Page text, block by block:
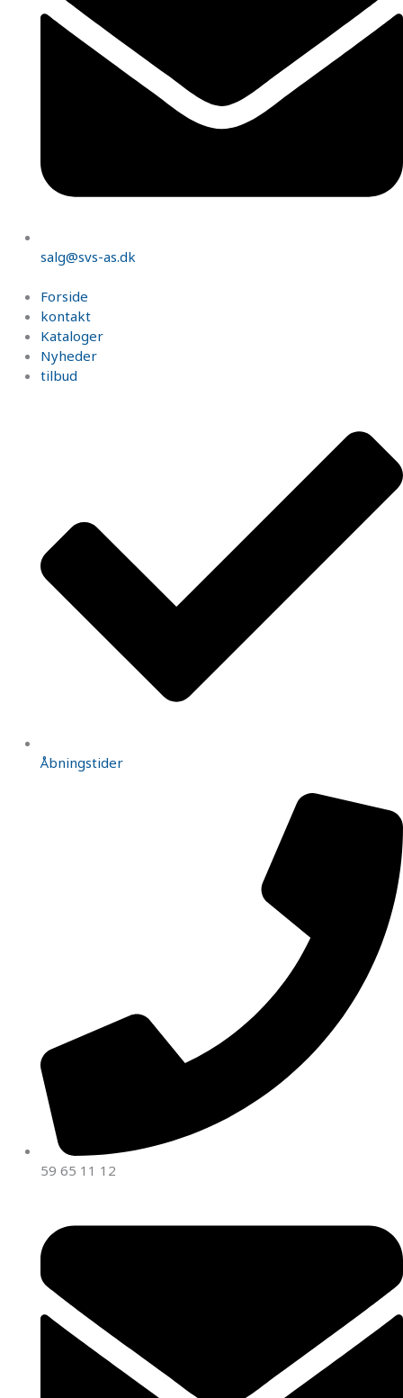
salg@svs-as.dk
Forside
kontakt
Kataloger
Nyheder
tilbud
Åbningstider
59 65 11 12